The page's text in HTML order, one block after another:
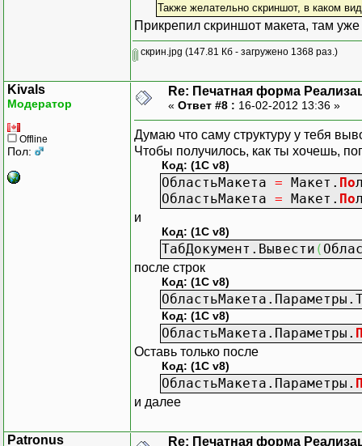
//
|
" +
|
" +
|
Истина
|
|
|
Цена *
|
Сумма *
|
|ИЗ
|
|ГДЕ
|
|";
Если
Также желательно скриншот, в каком
Прикрепил скриншот макета, там
скрин.jpg (147.81 Кб - загружено 1368 раз.)
Kivals
Модератор
Offline
Пол:
Re: Печатная форма
« Ответ #8 : 16-02-2012 13:36 »
Думаю что саму структуру у тебя
Чтобы получилось, как ты хочешь,
Код: (1C v8)
ОбластьМакета = Макет. По
ОбластьМакета = Макет. По
и
Код: (1C v8)
ТабДокумент.Вывести (
после строк
Код: (1C v8)
Код: (1C v8)
ОбластьМакета.Параметры.
Оставь только после
Код: (1C v8)
ОбластьМакета.Параметры.
и далее
Patronus Re: Печатная форма